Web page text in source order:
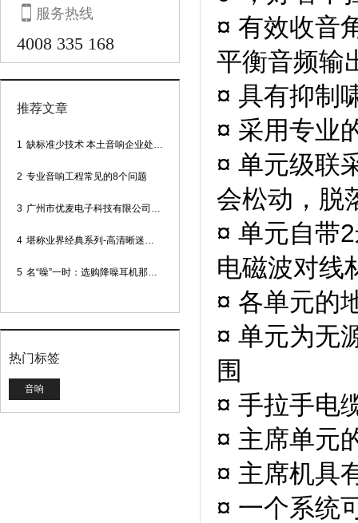
 服务热线
4008 335 168
推荐文章
1 缺标准少技术 本土音响企业处境尴尬
2 专业音响工程常见的8个问题
3 广州市优麦电子科技有限公司网站正式上线！
4 堪称业界经典系列-高清晰迷你型头戴话筒
5 名“噪”一时：选购降噪耳机那些事
热门标签
音响
¤ 有效收音
平衡音频输
¤ 具有抑制
¤ 采用专业
¤ 单元级联
会松动，脱
¤ 单元自带
电磁波对线
¤ 各单元的
¤ 单元为无
围
¤ 手拉手电
¤ 主席单元
¤ 主席机具
¤ 一个系统